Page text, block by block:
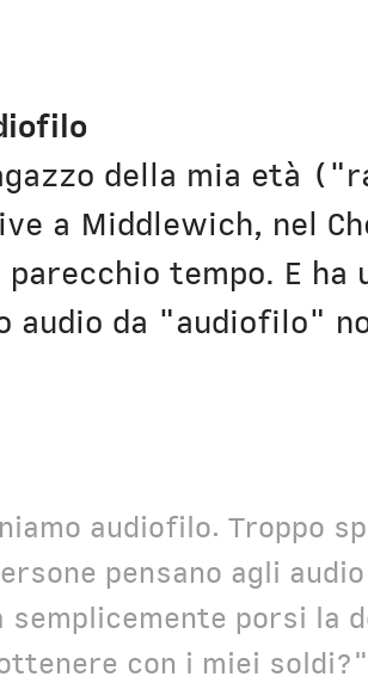
della mia età
a Middlewich, nel
parecchio tempo. E
audio da "audiofilo"
audiofilo. Troppo
pensano agli
porsi la
con i miei